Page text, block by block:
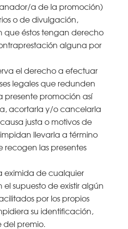
a de la promoción)
o de divulgación,
que éstos tengan derecho
alguna por
el derecho a efectuar
legales que redunden
presente promoción así
acortarla y/o cancelarla
justa o motivos de
llevarla a término
las presentes
eximida de cualquier
supuesto de existir algún
por los propios
su identificación,
del premio.